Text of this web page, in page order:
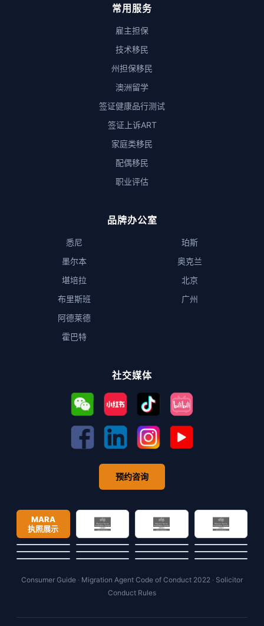
常用服务
雇主担保
技术移民
州担保移民
澳洲留学
签证健康品行测试
签证上诉ART
家庭类移民
配偶移民
职业评估
品牌办公室
悉尼
墨尔本
堪培拉
布里斯班
阿德莱德
霍巴特
珀斯
奥克兰
北京
广州
社交媒体
预约咨询
MARA
执照展示
Consumer Guide · Migration Agent Code of Conduct 2022 · Solicitor
Conduct Rules